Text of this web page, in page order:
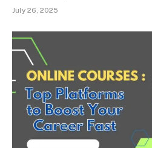
July 26, 2025